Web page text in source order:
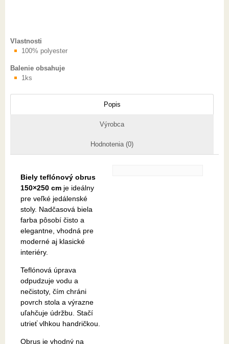
Vlastnosti
100% polyester
Balenie obsahuje
1ks
Popis
Výrobca
Hodnotenia (0)
Biely teflónový obrus
150×250 cm je ideálny
pre veľké jedálenské
stoly. Nadčasová biela
farba pôsobí čisto a
elegantne, vhodná pre
moderné aj klasické
interiéry.
Teflónová úprava
odpudzuje vodu a
nečistoty, čím chráni
povrch stola a výrazne
uľahčuje údržbu. Stačí
utrieť vlhkou handričkou.
Obrus je vhodný na